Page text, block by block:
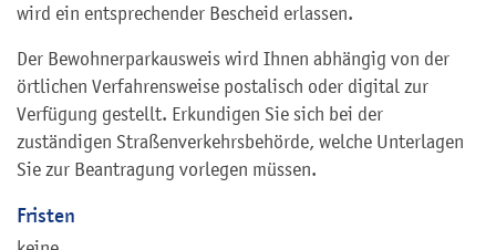
wird ein entsprechender Bescheid erlassen.
Der Bewohnerparkausweis wird Ihnen abhängig von der
örtlichen Verfahrensweise postalisch oder digital zur
Verfügung gestellt. Erkundigen Sie sich bei der
zuständigen Straßenverkehrsbehörde, welche Unterlagen
Sie zur Beantragung vorlegen müssen.
Fristen